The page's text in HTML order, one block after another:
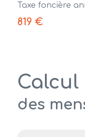
Taxe foncière
819 €
Calcul
des